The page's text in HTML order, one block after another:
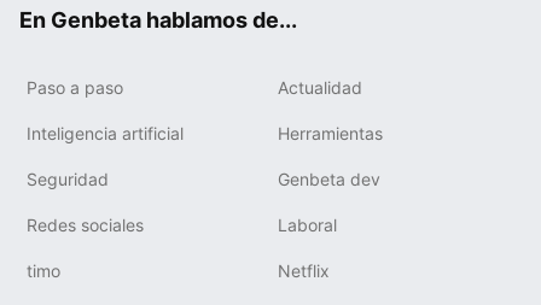
En Genbeta hablamos de...
Paso a paso Actualidad
Inteligencia artificial Herramientas
Seguridad Genbeta dev
Redes sociales Laboral
timo Netflix